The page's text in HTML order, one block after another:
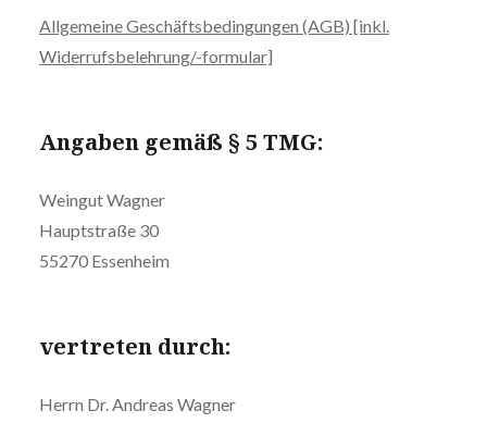
Allgemeine Geschäftsbedingungen (AGB) [inkl.
Widerrufsbelehrung/-formular]
Angaben gemäß § 5 TMG:
Weingut Wagner
Hauptstraße 30
55270 Essenheim
vertreten durch:
Herrn Dr. Andreas Wagner